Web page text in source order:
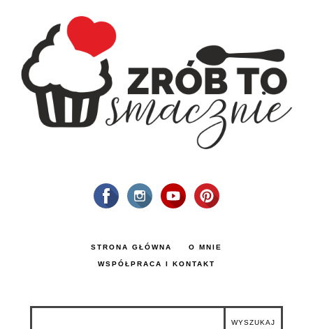
STRONA GŁÓWNA O MNIE
WSPÓŁPRACA I KONTAKT